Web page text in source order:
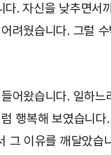
. 자신을 낮추면서
려웠습니다. 그럴
어왔습니다. 일하느
행복해 보였습니다.
그 이유를 깨달았습